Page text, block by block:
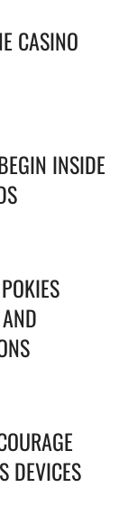
CASINO
INSIDE
DEVICES